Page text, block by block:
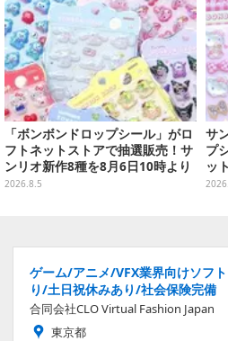
「ボンボンドロップシール」がロ
フトネットストアで抽選販売！サ
ンリオ新作8種を8月6日10時より
受付開始
2026.8.5
サ
プ
ッ
ゲーム/アニメ/VFX業界向けソフ
り/土日祝休みあり/社会保険完備
合同会社CLO Virtual Fashion Japan
東京都